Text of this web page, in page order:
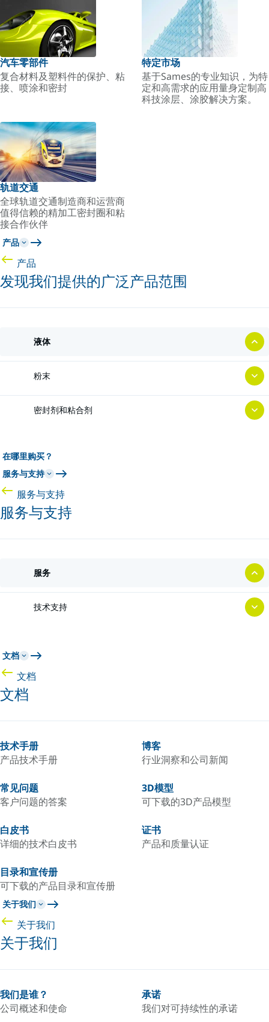
汽车零部件
复合材料及塑料件的保护、粘
接、喷涂和密封
特定市场
基于Sames的专业知识，为特
定和高需求的应用量身定制高
科技涂层、涂胶解决方案。
轨道交通
全球轨道交通制造商和运营商
值得信赖的精加工密封圈和粘
接合作伙伴
产品
产品
发现我们提供的广泛产品范围
液体
粉末
密封剂和粘合剂
在哪里购买？
服务与支持
服务与支持
服务与支持
服务
技术支持
文档
文档
文档
技术手册
产品技术手册
博客
行业洞察和公司新闻
常见问题
客户问题的答案
3D模型
可下载的3D产品模型
白皮书
详细的技术白皮书
证书
产品和质量认证
目录和宣传册
可下载的产品目录和宣传册
关于我们
关于我们
关于我们
我们是谁？
公司概述和使命
承诺
我们对可持续性的承诺